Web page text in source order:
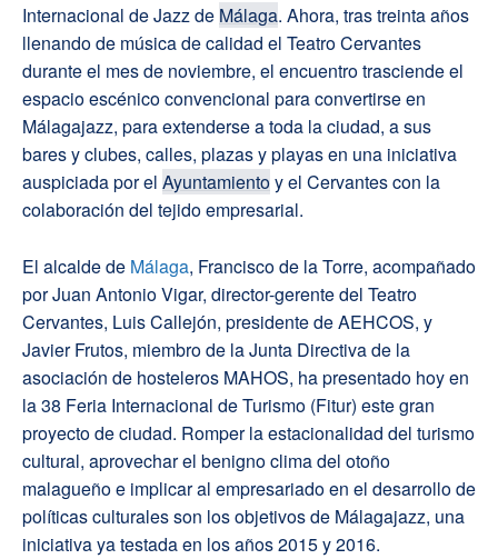
Internacional de Jazz de Málaga. Ahora, tras treinta años
llenando de música de calidad el Teatro Cervantes
durante el mes de noviembre, el encuentro trasciende el
espacio escénico convencional para convertirse en
Málagajazz, para extenderse a toda la ciudad, a sus
bares y clubes, calles, plazas y playas en una iniciativa
auspiciada por el Ayuntamientoy el Cervantes con la
colaboración del tejido empresarial.
El alcalde de Málaga, Francisco de la Torre, acompañado
por Juan Antonio Vigar, director-gerente del Teatro
Cervantes, Luis Callejón, presidente de AEHCOS, y
Javier Frutos, miembro de la Junta Directiva de la
asociación de hosteleros MAHOS, ha presentado hoy en
la 38 Feria Internacional de Turismo (Fitur) este gran
proyecto de ciudad. Romper la estacionalidad del turismo
cultural, aprovechar el benigno clima del otoño
malagueño e implicar al empresariado en el desarrollo de
políticas culturales son los objetivos de Málagajazz, una
iniciativa ya testada en los años 2015 y 2016.